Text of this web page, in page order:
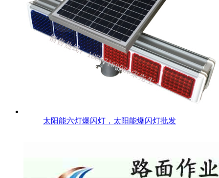
太阳能六灯爆闪灯，太阳能爆闪灯批发